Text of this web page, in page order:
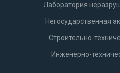
Лаборатория
Негосударственная
Строительно-
Инженерно-